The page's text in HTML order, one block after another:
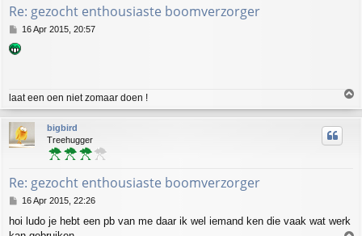
Re: gezocht enthousiaste boomverzorger
P
s
16 Apr 2015, 20:57
laat een oen niet zomaar doen !
o
p
bigbird
Treehugger
Re: gezocht enthousiaste boomverzorger
P
s
16 Apr 2015, 22:26
hoi ludo je hebt een pb van me daar ik wel iemand ken die vaak wat werk